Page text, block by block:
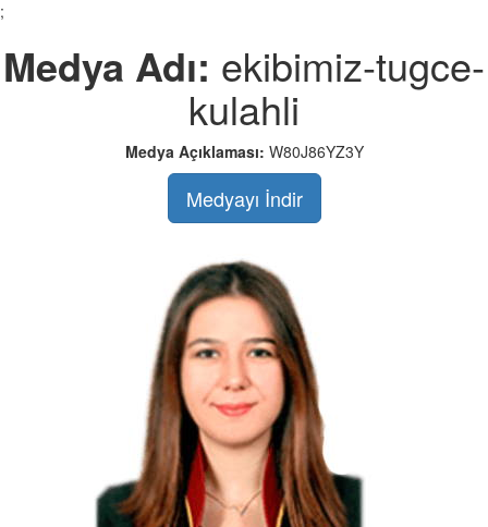
;
Medya Adı: ekibimiz-tugce-
kulahli
Medya Açıklaması: W80J86YZ3Y
Medyayı İndir